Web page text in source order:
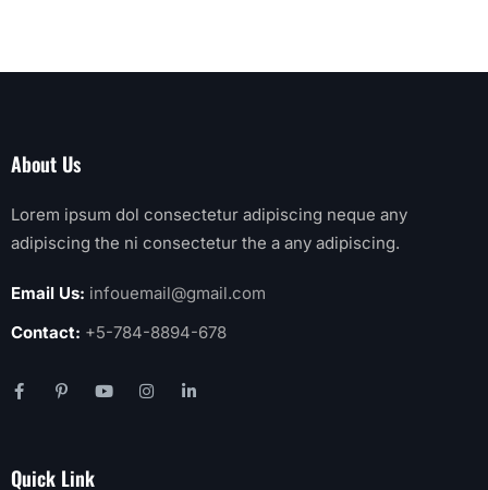
About Us
Lorem ipsum dol consectetur adipiscing neque any
adipiscing the ni consectetur the a any adipiscing.
Email Us: infouemail@gmail.com
Contact: +5-784-8894-678
Quick Link